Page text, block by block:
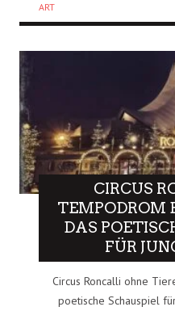
ART
CIRCUS
TEMPODROM
DAS
FÜR
Circus Roncalli ohne
poetische Schauspiel